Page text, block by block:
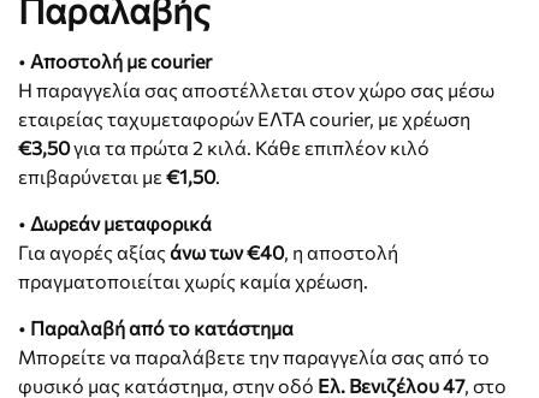
Παραλαβής
• Αποστολή με courier
Η παραγγελία σας αποστέλλεται στον χώρο σας μέσω
εταιρείας ταχυμεταφορών ΕΛΤΑ courier, με χρέωση
€3,50για τα πρώτα 2 κιλά. Κάθε επιπλέον κιλό
επιβαρύνεται με€1,50.
• Δωρεάν μεταφορικά
Για αγορές αξίας άνω των €40, η αποστολή
πραγματοποιείται χωρίς καμία χρέωση.
• Παραλαβή από το κατάστημα
Μπορείτε να παραλάβετε την παραγγελία σας από το
φυσικό μας κατάστημα, στην οδό Ελ. Βενιζέλου 47, στο